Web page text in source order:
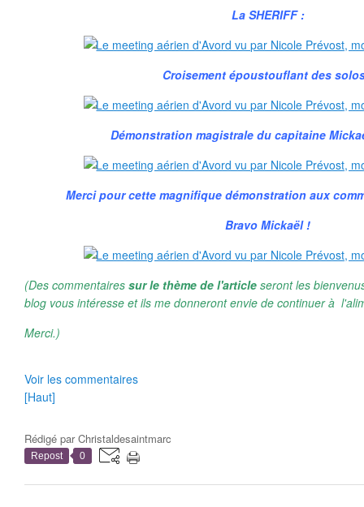
La SHERIFF :
Croisement époustouflant des
Démonstration magistrale du capitaine
Merci pour cette magnifique démonstration aux
Bravo Mickaël !
(Des commentaires sur le thème de l'article seront les
blog vous intéresse et ils me donneront envie de continuer à
Merci.)
Voir les commentaires
[Haut]
Rédigé parChristaldesaintmarc
Repost 0